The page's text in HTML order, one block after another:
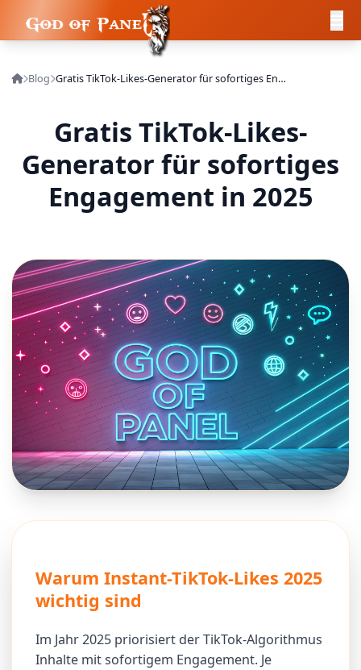
Blog Gratis TikTok-Likes-Generator für sofortiges Engagement in 2025
Gratis TikTok-Likes-
Generator für sofortiges
Engagement in 2025
Warum Instant-TikTok-Likes 2025
wichtig sind
Im Jahr 2025 priorisiert der TikTok-Algorithmus
Inhalte mit sofortigem Engagement. Je